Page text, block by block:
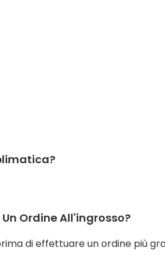
Ordine All'ingrosso?
di effettuare un ordine più